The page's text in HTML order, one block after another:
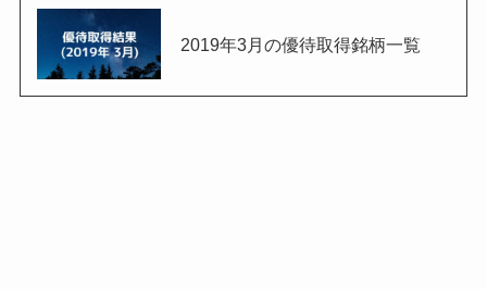
2019年3月の優待取得銘柄一覧